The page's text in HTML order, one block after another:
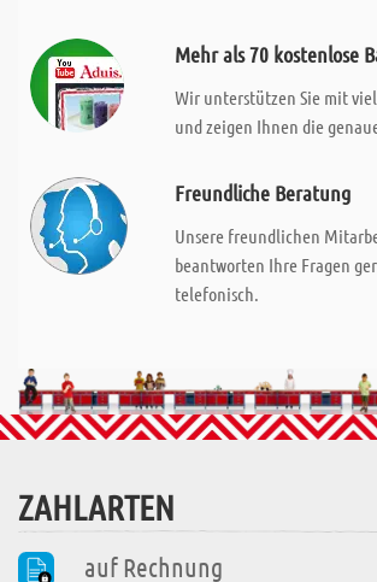
Mehr als 70 kostenlose
Wir unterstützen Sie mit
und zeigen Ihnen die
Freundliche Beratung
Unsere freundlichen
beantworten Ihre Fragen
telefonisch.
ZAHLARTEN
auf Rechnung